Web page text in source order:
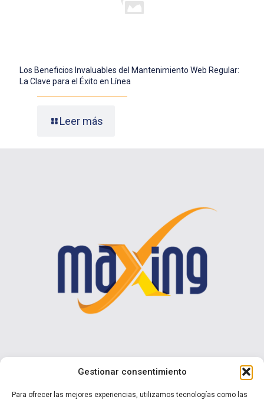
Gestionar consentimiento
Para ofrecer las mejores experiencias, utilizamos tecnologías como las
Los Beneficios Invaluables del Mantenimiento Web Regular:
La Clave para el Éxito en Línea
Leer más
Calle I N° 990 Brisas del Sol - Talcahuano